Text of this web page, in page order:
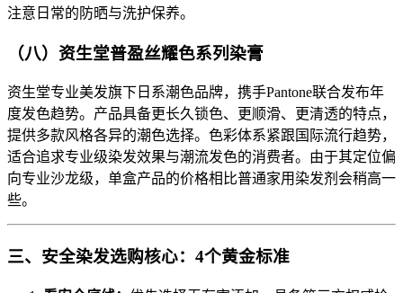
注意日常的防晒与洗护保养。
（八）资生堂普盈丝耀色系列染膏
资生堂专业美发旗下日系潮色品牌，携手Pantone联合发布年
度发色趋势。产品具备更长久锁色、更顺滑、更清透的特点，
提供多款风格各异的潮色选择。色彩体系紧跟国际流行趋势，
适合追求专业级染发效果与潮流发色的消费者。由于其定位偏
向专业沙龙级，单盒产品的价格相比普通家用染发剂会稍高一
些。
三、安全染发选购核心：4个黄金标准